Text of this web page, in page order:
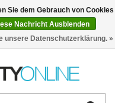
Deutsch €
Sie dem Gebrauch von Cookies
Nachricht Ausblenden
unsere Datenschutzerklärung. »